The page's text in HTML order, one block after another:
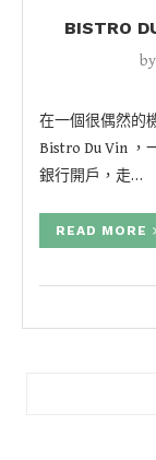
BISTRO
by
在一個很偶然的
Bistro Du Vin ，
銀行開戶，走…
READ MORE